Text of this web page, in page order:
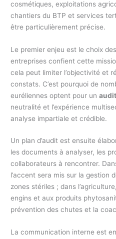
cosmétiques, exploitations
chantiers du BTP et services
être particulièrement précise.
Le premier enjeu est le choix
entreprises confient cette
cela peut limiter l’objectivité et
constats. C’est pourquoi de
euréliennes optent pour un
neutralité et l’expérience
analyse impartiale et crédible.
Un plan d’audit est ensuite
les documents à analyser, les
collaborateurs à rencontrer.
l’accent sera mis sur la gestion
zones stériles ; dans
engins et aux produits
prévention des chutes et la
La communication interne est